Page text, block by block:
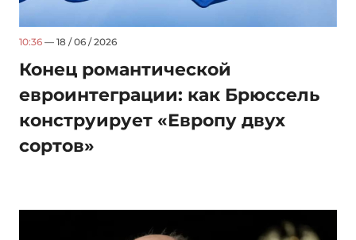
10:36 — 18 / 06 / 2026
Конец романтической
евроинтеграции: как Брюссель
конструирует «Европу двух
сортов»